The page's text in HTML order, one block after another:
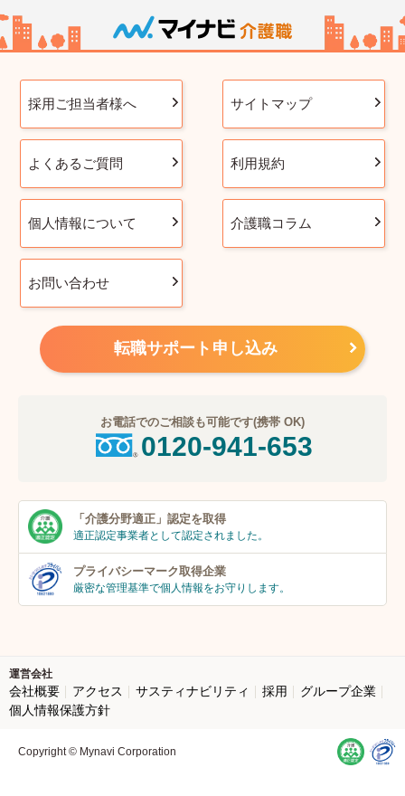
採用ご担当者様へ サイトマップ
よくあるご質問 利用規約
個人情報について 介護職コラム
お問い合わせ
転職サポート申し込み
お電話でのご相談も可能です(携帯 OK)
0120-941-653
「介護分野適正」 認定を取得
適正認定事業者として認定されました。
プライバシーマーク取得企業
厳密な管理基準で個人情報をお守りします。
運営会社
会社概要 アクセス サスティナビリティ 採用
グループ企業
個人情報保護方針
Copyright © Mynavi Corporation